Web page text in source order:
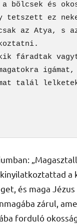
bölcsek és
ez
az Atya, s
fáradtak
talál
és maga
zárul,
forduló